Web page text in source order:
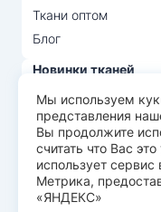
Ткани оптом
Блог
Новинки тканей
Распродажа тканей
Лидеры продаж
© Арт Текс — продажа
Пользовательское
Мы используем
представления
Вы продолжите
считать что Вас
использует сервис
Метрика,
«ЯНДЕКС»